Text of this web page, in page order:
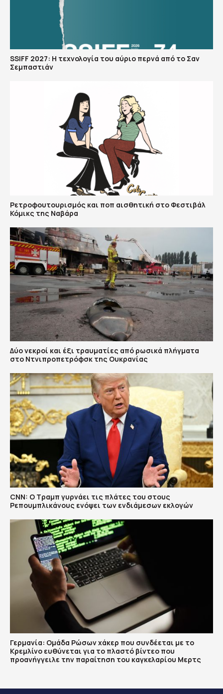
SSIFF 2027: Η τεχνολογία του αύριο περνά από το Σαν
Σεμπαστιάν
Ρετροφουτουρισμός και ποπ αισθητική στο Φεστιβάλ
Κόμικς της Ναβάρα
Δύο νεκροί και έξι τραυματίες από ρωσικά πλήγματα
στο Ντνιπροπετρόφσκ της Ουκρανίας
CNN: Ο Τραμπ γυρνάει τις πλάτες του στους
Ρεπουμπλικάνους ενόψει των ενδιάμεσων εκλογών
Γερμανία: Ομάδα Ρώσων χάκερ που συνδέεται με το
Κρεμλίνο ευθύνεται για το πλαστό βίντεο που
προανήγγειλε την παραίτηση του καγκελαρίου Μερτς